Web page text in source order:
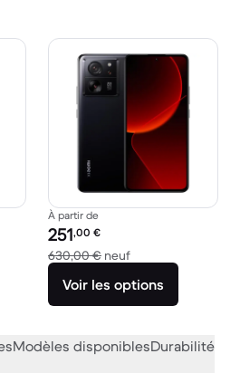
€ neuf
À partir de
Prix reconditionné :
251,00 €
630,00 € neufcontre 630,00 €
Voir les options
Modèles disponiblesDurabilité